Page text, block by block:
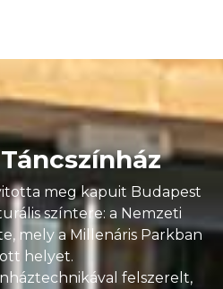
meg kapuit Budapest
színtere: a Nemzeti
mely a Millenáris Parkban
helyet.
felszerelt,